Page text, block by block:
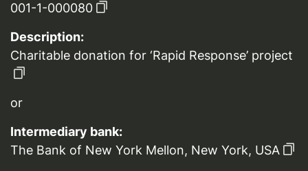
001-1-000080
Description:
Charitable donation for ‘Rapid Response’ project
or
Intermediary bank:
The Bank of New York Mellon, New York, USA